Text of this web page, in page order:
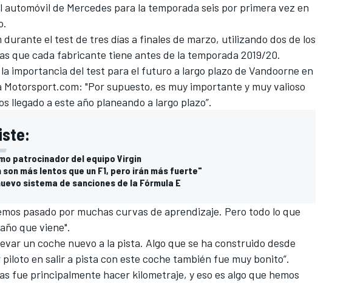
de Mercedes para la temporada seis por primera vez en
durante el test de tres días a finales de marzo, utilizando dos de los
que cada fabricante tiene antes de la temporada 2019/20.
importancia del test para el futuro a largo plazo de Vandoorne en
Motorsport.com: "Por supuesto, es muy importante y muy valioso
llegado a este año planeando a largo plazo”.
patrocinador del equipo Virgin
son más lentos que un F1, pero irán más fuerte"
sistema de sanciones de la Fórmula E
pasado por muchas curvas de aprendizaje. Pero todo lo que
que viene".
un coche nuevo a la pista. Algo que se ha construido desde
en salir a pista con este coche también fue muy bonito”.
fue principalmente hacer kilometraje, y eso es algo que hemos